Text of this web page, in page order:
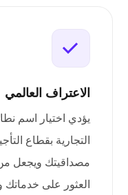
الاعتراف العالمي
التجارية بقطاع
مصداقيتك ويجعل
العثور على خدماتك